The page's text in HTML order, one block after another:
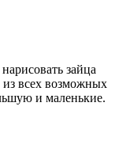
зайца
из всех возможных
и маленькие.